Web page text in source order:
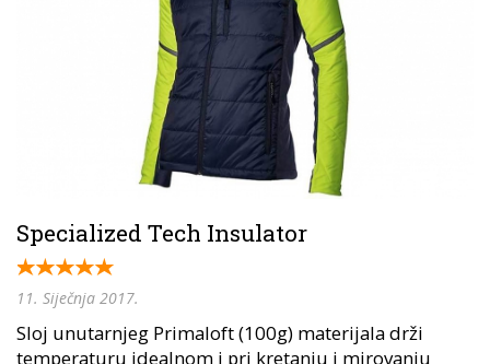
Specialized Tech Insulator
11. Siječnja 2017.
Sloj unutarnjeg Primaloft (100g) materijala drži
temperaturu idealnom i pri kretanju i mirovanju